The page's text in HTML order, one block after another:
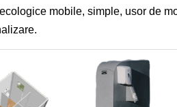
mobile, simple, usor de